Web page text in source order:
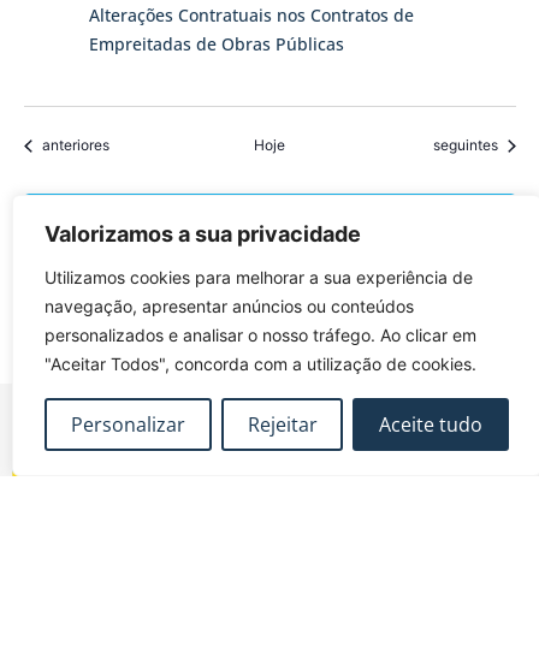
Valorizamos a sua privacidade
Utilizamos cookies para melhorar a sua experiência de
navegação, apresentar anúncios ou conteúdos
personalizados e analisar o nosso tráfego. Ao clicar em
"Aceitar Todos", concorda com a utilização de cookies.
Personalizar Rejeitar Aceite tudo
Alterações Contratuais nos Contratos de
Empreitadas de Obras Públicas
Eventos
anteriores Hoje Eventos
seguintes
Subscrever o calendário